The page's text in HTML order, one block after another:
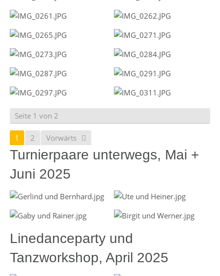
Seite 1 von 2
1 2 Vorwärts
Turnierpaare unterwegs, Mai +
Juni 2025
Linedanceparty und
Tanzworkshop, April 2025